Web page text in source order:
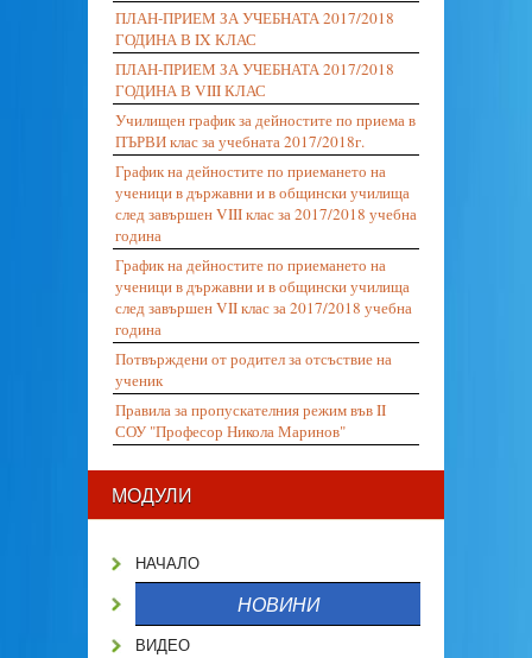
ПЛАН-ПРИЕМ ЗА УЧЕБНАТА 2017/2018
ГОДИНА В IX КЛАС
ПЛАН-ПРИЕМ ЗА УЧЕБНАТА 2017/2018
ГОДИНА В VIII КЛАС
Училищен график за дейностите по приема в
ПЪРВИ клас за учебната 2017/2018г.
График на дейностите по приемането на
ученици в държавни и в общински училища
след завършен VIII клас за 2017/2018 учебна
година
График на дейностите по приемането на
ученици в държавни и в общински училища
след завършен VII клас за 2017/2018 учебна
година
Потвърждени от родител за отсъствие на
ученик
Правила за пропускателния режим във II
СОУ "Професор Никола Маринов"
МОДУЛИ
НАЧАЛО
НОВИНИ
ВИДЕО